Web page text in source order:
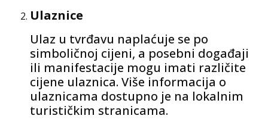
Ulaznice
Ulaz u tvrđavu naplaćuje se po
simboličnoj cijeni, a posebni događaji
ili manifestacije mogu imati različite
cijene ulaznica. Više informacija o
ulaznicama dostupno je na lokalnim
turističkim stranicama.